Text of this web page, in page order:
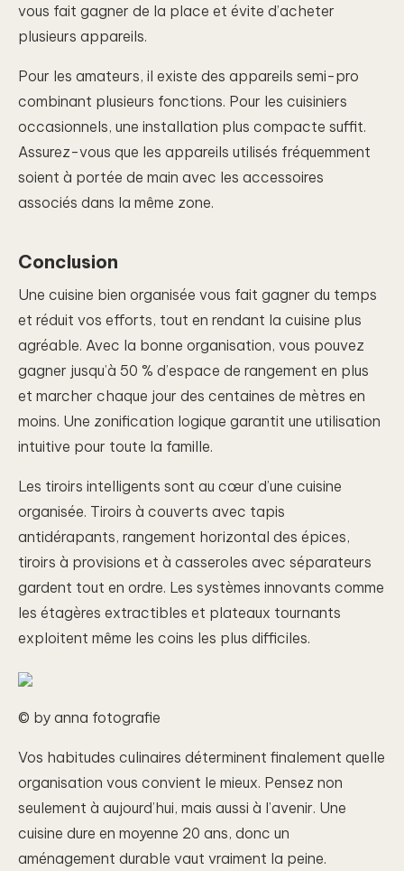
vous fait gagner de la place et évite d’acheter
plusieurs appareils.
Pour les amateurs, il existe des appareils semi-pro
combinant plusieurs fonctions. Pour les cuisiniers
occasionnels, une installation plus compacte suffit.
Assurez-vous que les appareils utilisés fréquemment
soient à portée de main avec les accessoires
associés dans la même zone.
Conclusion
Une cuisine bien organisée vous fait gagner du temps
et réduit vos efforts, tout en rendant la cuisine plus
agréable. Avec la bonne organisation, vous pouvez
gagner jusqu’à 50 % d’espace de rangement en plus
et marcher chaque jour des centaines de mètres en
moins. Une zonification logique garantit une utilisation
intuitive pour toute la famille.
Les tiroirs intelligents sont au cœur d’une cuisine
organisée. Tiroirs à couverts avec tapis
antidérapants, rangement horizontal des épices,
tiroirs à provisions et à casseroles avec séparateurs
gardent tout en ordre. Les systèmes innovants comme
les étagères extractibles et plateaux tournants
exploitent même les coins les plus difficiles.
© by anna fotografie
Vos habitudes culinaires déterminent finalement quelle
organisation vous convient le mieux. Pensez non
seulement à aujourd’hui, mais aussi à l’avenir. Une
cuisine dure en moyenne 20 ans, donc un
aménagement durable vaut vraiment la peine.